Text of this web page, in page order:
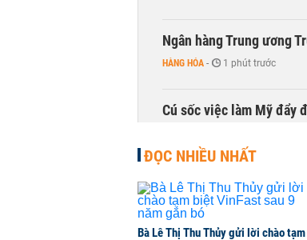
Ngân hàng Trung ương
HÀNG HÓA - 1 phút trước
Cú sốc việc làm Mỹ đẩy
ĐỌC NHIỀU NHẤT
Bà Lê Thị Thu Thủy gửi lời chào tạm